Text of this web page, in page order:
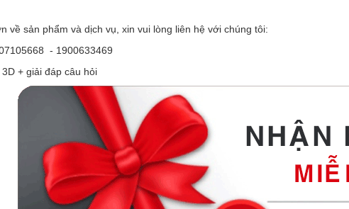
về sản phẩm và dịch vụ, xin vui lòng liên hệ với chúng tôi:
- 1900633469
+ giải đáp câu hỏi